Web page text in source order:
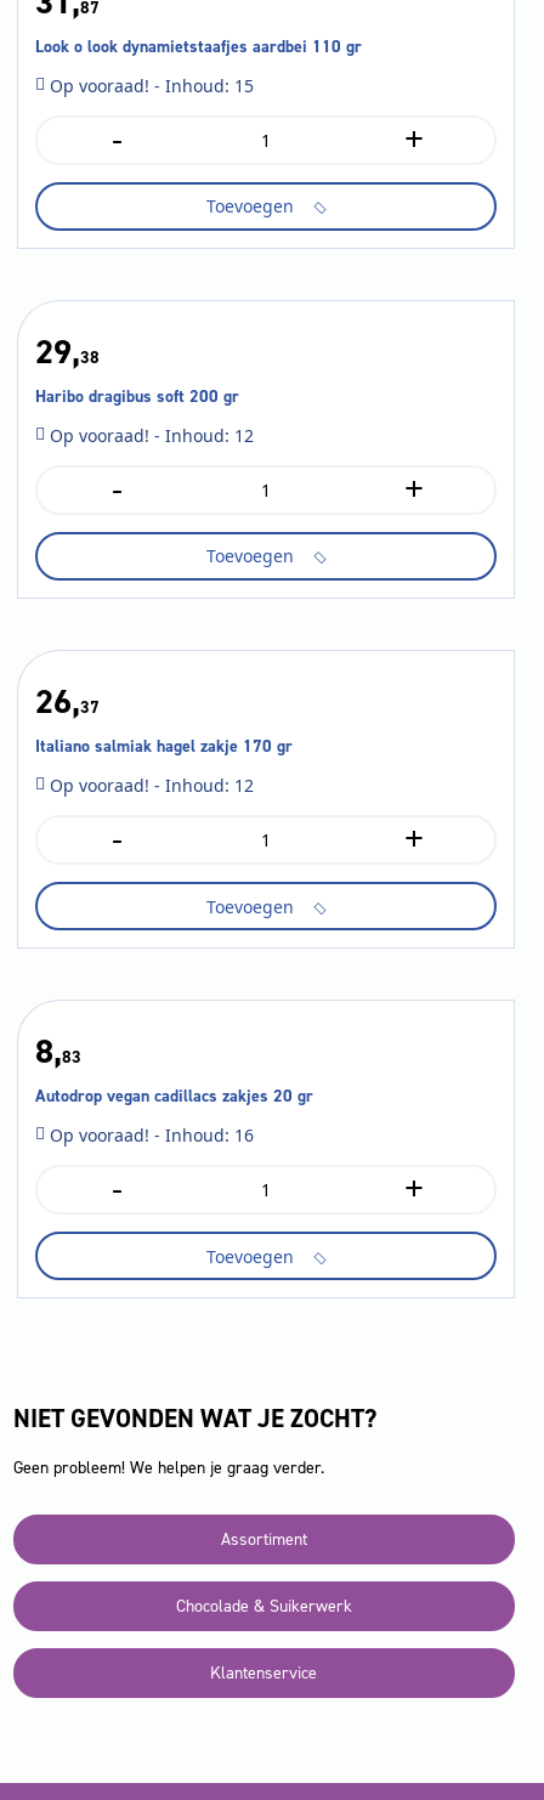
87
Look o look dynamietstaafjes aardbei 110 gr
Op vooraad! - Inhoud: 15
-
look
aardbei
110
aantal
+
Toevoegen
29,38
Haribo dragibus soft 200 gr
Op vooraad! - Inhoud: 12
-
soft
gr
aantal
+
Toevoegen
26,37
Italiano salmiak hagel zakje 170 gr
Op vooraad! - Inhoud: 12
-
hagel
170
gr
+
Toevoegen
8,83
Autodrop vegan cadillacs zakjes 20 gr
Op vooraad! - Inhoud: 16
-
Autodrop
cadillacs
20
gr
+
Toevoegen
NIET GEVONDEN WAT JE ZOCHT?
Geen probleem! We helpen je graag verder.
Assortiment
Chocolade & Suikerwerk
Klantenservice